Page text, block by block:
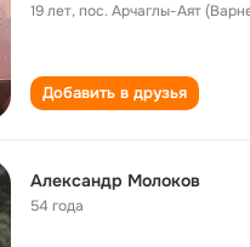
19 лет,пос. Арчаглы-Аят
Добавить в друзья
Александр Молоков
54 года